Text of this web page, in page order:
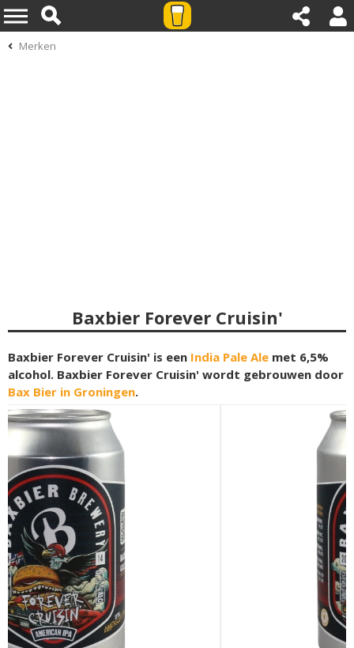
Merken
Baxbier Forever Cruisin'
Baxbier Forever Cruisin' is een India Pale Ale met 6,5%
alcohol. Baxbier Forever Cruisin' wordt gebrouwen door
Bax Bier in Groningen.